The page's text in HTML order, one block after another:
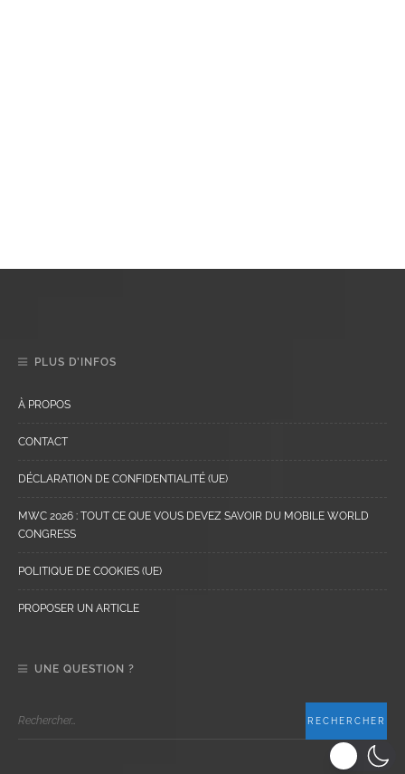
PLUS D’INFOS
À PROPOS
CONTACT
DÉCLARATION DE CONFIDENTIALITÉ (UE)
MWC 2026 : TOUT CE QUE VOUS DEVEZ SAVOIR DU MOBILE WORLD
CONGRESS
POLITIQUE DE COOKIES (UE)
PROPOSER UN ARTICLE
UNE QUESTION ?